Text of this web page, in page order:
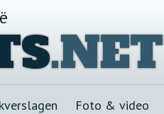
.NET
Foto & video